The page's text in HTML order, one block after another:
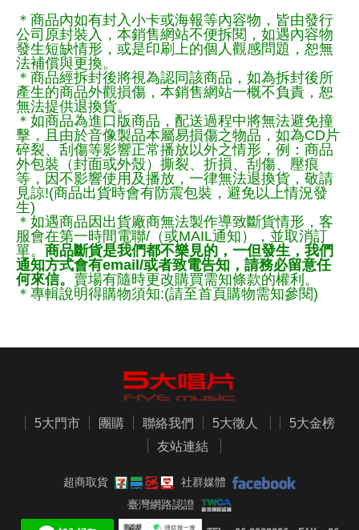
＊商品內如有封入小卡或海報等內容物，皆由發行
公司原封裝入，本銷售網站不便拆閱，如遇內容物
發生短缺情形，或是印刷上的個人觀感問題，恕無
法補償與更換。
＊商品經拆封後將視為認同該商品，如為拆封後所
產生的商品外觀損傷，本銷售網站一概不負責，恕
無法提供退換貨。
＊如商品為進口版商品，配送過程中將無法避免撞
擊，且由於音像製品本屬易損傷之物品，如為CD片
碎裂、刮傷等影響正常播放以外之情形，例：商品
外包裝（封面或外殼）撕裂、折損、刮傷、壓痕
等，因不影響使用及播放，一律無法退換貨，敬請
見諒!(商品出貨時會有防震包裝，避免以上情況發
生)
＊如遇商品因出貨廠商無法製作導致斷貨情形，客
服會在第一時間電聯/（或MAIL通知），並取消訂
單。 商品斷貨是我們都不樂見的，一但發生，我們
通知方式會有email/或者致電告知，請務必留意任
何來信。 賣場有隨時更改購買需知條款的權利。
＊專輯說明得購物須知:(請至首頁購物需知參閱)
5大門市 團購 聯絡我們 5大徵人
5大金榜
友站連結
超商取貨
社群媒體
臺灣網路認證